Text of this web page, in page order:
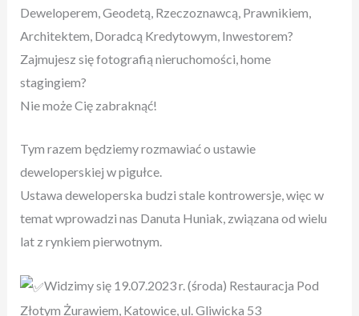
Deweloperem, Geodetą, Rzeczoznawcą, Prawnikiem,
Architektem, Doradcą Kredytowym, Inwestorem?
Zajmujesz się fotografią nieruchomości, home
stagingiem?
Nie może Cię zabraknąć!
Tym razem będziemy rozmawiać o ustawie
deweloperskiej w pigułce.
Ustawa deweloperska budzi stale kontrowersje, więc w
temat wprowadzi nas Danuta Huniak, związana od wielu
lat z rynkiem pierwotnym.
Widzimy się 19.07.2023 r. (środa) Restauracja Pod
Złotym Żurawiem, Katowice, ul. Gliwicka 53